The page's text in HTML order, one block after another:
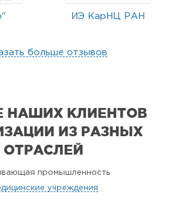
ИЭ КарНЦ РАН
больше отзывов
НАШИХ КЛИЕНТОВ
ИЗ РАЗНЫХ
ОТРАСЛЕЙ
промышленность
учреждения